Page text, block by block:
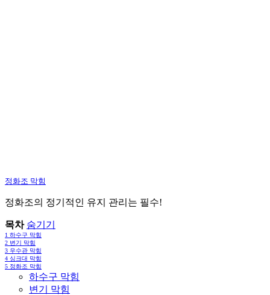
정화조 막힘
정화조의 정기적인 유지 관리는 필수!
목차 숨기기
1 하수구 막힘
2 변기 막힘
3 우수관 막힘
4 싱크대 막힘
5 정화조 막힘
하수구 막힘
변기 막힘